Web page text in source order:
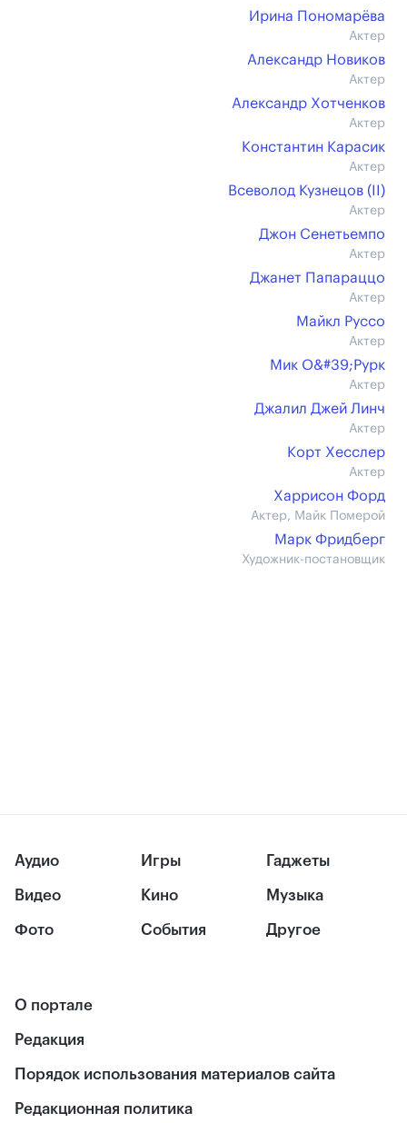
Ирина Пономарёва
Актер
Александр Новиков
Актер
Александр Хотченков
Актер
Константин Карасик
Актер
Всеволод Кузнецов (II)
Актер
Джон Сенетьемпо
Актер
Джанет Папараццо
Актер
Майкл Руссо
Актер
Мик О&#39;Рурк
Актер
Джалил Джей Линч
Актер
Корт Хесслер
Актер
Харрисон Форд
Актер, Майк Померой
Марк Фридберг
Художник-постановщик
Аудио
Видео
Фото
Игры
Кино
События
Гаджеты
Музыка
Другое
О портале
Редакция
Порядок использования материалов сайта
Редакционная политика